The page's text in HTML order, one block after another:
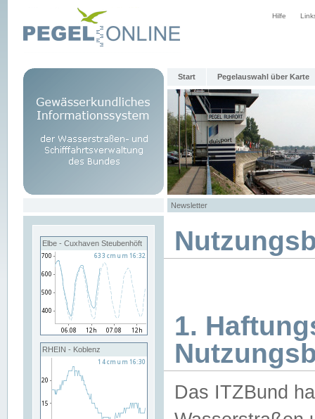
Hilfe
Start Pegelauswahl über Karte
Newsletter
Elbe - Cuxhaven Steubenhöft
RHEIN - Koblenz
1.
Das ITZBund